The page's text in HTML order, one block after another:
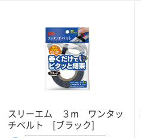
スリーエム ３m ワンタッ
チベルト [ブラック]